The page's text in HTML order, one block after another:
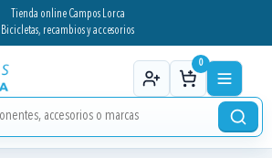
Tienda online Campos Lorca
Bicicletas, recambios y accesorios
0